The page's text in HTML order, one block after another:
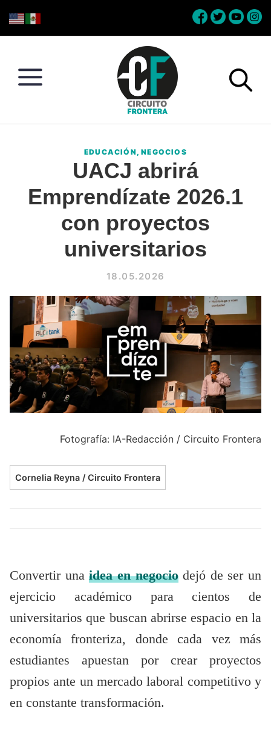
to
to
to
to
Conéctate
la
frontera
EDUCACIÓN ,NEGOCIOS
UACJ abrirá
Emprendízate 2026.1
con proyectos
universitarios
18.05.2026
Fotografía: IA-Redacción / Circuito Frontera
Cornelia Reyna / Circuito Frontera
Convertir unaidea en negociodejó de ser un
ejercicio académico para cientos de
universitarios que buscan abrirse espacio en la
economía fronteriza, donde cada vez más
estudiantes apuestan por crear proyectos
propios ante un mercado laboral competitivo y
en constante transformación.